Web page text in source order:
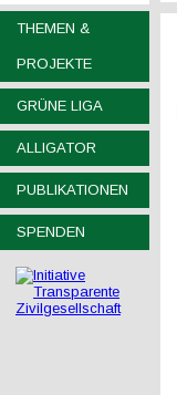
THEMEN &
PROJEKTE
GRÜNE LIGA
ALLIGATOR
PUBLIKATIONEN
SPENDEN